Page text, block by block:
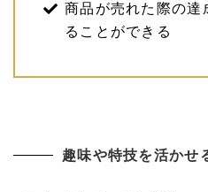
商品が売れた際の達
ることができる
趣味や特技を活かせ